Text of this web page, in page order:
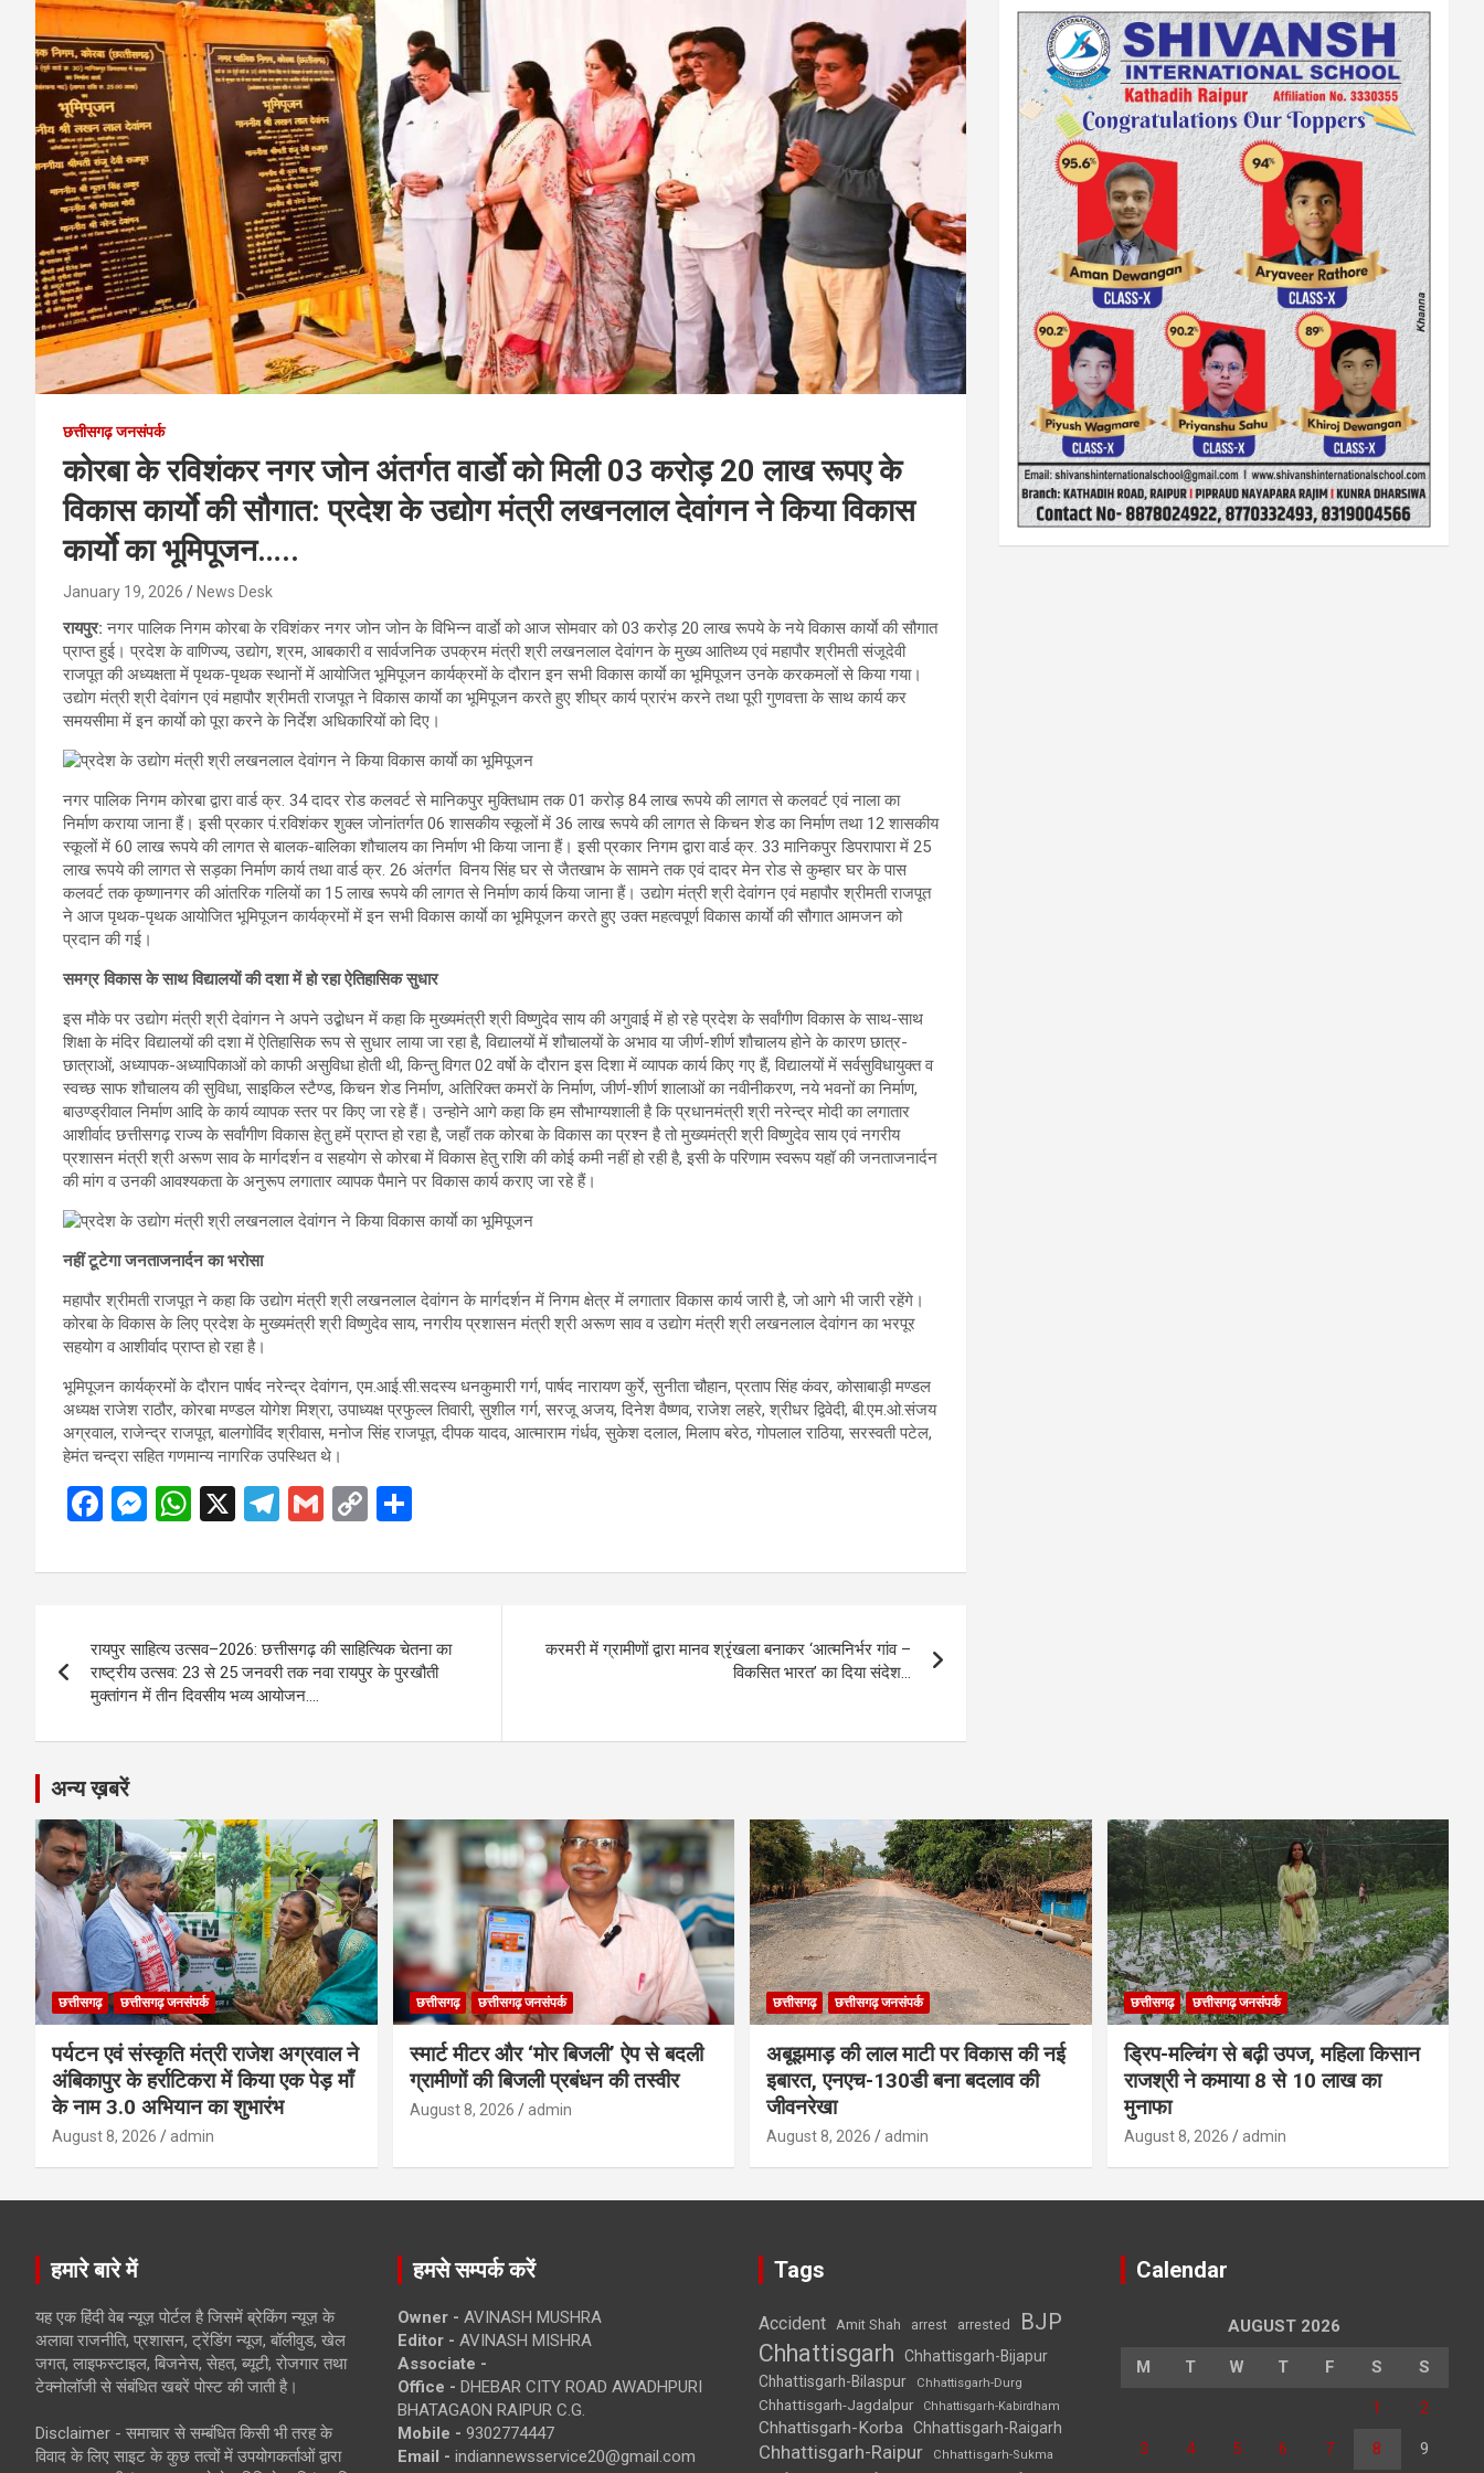
छत्तीसगढ़ जनसंपर्क
कोरबा के रविशंकर नगर जोन अंतर्गत वार्डाे को मिली 03 करोड़ 20 लाख रूपए के
विकास कार्याे की सौगात: प्रदेश के उद्योग मंत्री लखनलाल देवांगन ने किया विकास
कार्याे का भूमिपूजन…..
January 19, 2026 News Desk
रायपुर:नगर पालिक निगम कोरबा के रविशंकर नगर जोन जोन के विभिन्न वार्डाे को आज सोमवार को 03 करोड़ 20 लाख रूपये के नये विकास कार्याे की सौगात
प्राप्त हुई। प्रदेश के वाणिज्य, उद्योग, श्रम, आबकारी व सार्वजनिक उपक्रम मंत्री श्री लखनलाल देवांगन के मुख्य आतिथ्य एवं महापौर श्रीमती संजूदेवी
राजपूत की अध्यक्षता में पृथक-पृथक स्थानों में आयोजित भूमिपूजन कार्यक्रमों के दौरान इन सभी विकास कार्याे का भूमिपूजन उनके करकमलों से किया गया।
उद्योग मंत्री श्री देवांगन एवं महापौर श्रीमती राजपूत ने विकास कार्याे का भूमिपूजन करते हुए शीघ्र कार्य प्रारंभ करने तथा पूरी गुणवत्ता के साथ कार्य कर
समयसीमा में इन कार्याे को पूरा करने के निर्देश अधिकारियों को दिए।
नगर पालिक निगम कोरबा द्वारा वार्ड क्र. 34 दादर रोड कलवर्ट से मानिकपुर मुक्तिधाम तक 01 करोड़ 84 लाख रूपये की लागत से कलवर्ट एवं नाला का
निर्माण कराया जाना हैं। इसी प्रकार पं.रविशंकर शुक्ल जोनांतर्गत 06 शासकीय स्कूलों में 36 लाख रूपये की लागत से किचन शेड का निर्माण तथा 12 शासकीय
स्कूलों में 60 लाख रूपये की लागत से बालक-बालिका शौचालय का निर्माण भी किया जाना हैं। इसी प्रकार निगम द्वारा वार्ड क्र. 33 मानिकपुर डिपरापारा में 25
लाख रूपये की लागत से सड़का निर्माण कार्य तथा वार्ड क्र. 26 अंतर्गत विनय सिंह घर से जैतखाभ के सामने तक एवं दादर मेन रोड से कुम्हार घर के पास
कलवर्ट तक कृष्णानगर की आंतरिक गलियों का 15 लाख रूपये की लागत से निर्माण कार्य किया जाना हैं। उद्योग मंत्री श्री देवांगन एवं महापौर श्रीमती राजपूत
ने आज पृथक-पृथक आयोजित भूमिपूजन कार्यक्रमों में इन सभी विकास कार्याे का भूमिपूजन करते हुए उक्त महत्वपूर्ण विकास कार्याे की सौगात आमजन को
प्रदान की गई।
समग्र विकास के साथ विद्यालयों की दशा में हो रहा ऐतिहासिक सुधार
इस मौके पर उद्योग मंत्री श्री देवांगन ने अपने उद्बोधन में कहा कि मुख्यमंत्री श्री विष्णुदेव साय की अगुवाई में हो रहे प्रदेश के सर्वांगीण विकास के साथ-साथ
शिक्षा के मंदिर विद्यालयों की दशा में ऐतिहासिक रूप से सुधार लाया जा रहा है, विद्यालयों में शौचालयों के अभाव या जीर्ण-शीर्ण शौचालय होने के कारण छात्र-
छात्राओं, अध्यापक-अध्यापिकाओं को काफी असुविधा होती थी, किन्तु विगत 02 वर्षाे के दौरान इस दिशा में व्यापक कार्य किए गए हैं, विद्यालयों में सर्वसुविधायुक्त व
स्वच्छ साफ शौचालय की सुविधा, साइकिल स्टैण्ड, किचन शेड निर्माण, अतिरिक्त कमरों के निर्माण, जीर्ण-शीर्ण शालाओं का नवीनीकरण, नये भवनों का निर्माण,
बाउण्ड्रीवाल निर्माण आदि के कार्य व्यापक स्तर पर किए जा रहे हैं। उन्होने आगे कहा कि हम सौभाग्यशाली है कि प्रधानमंत्री श्री नरेन्द्र मोदी का लगातार
आशीर्वाद छत्तीसगढ़ राज्य के सर्वांगीण विकास हेतु हमें प्राप्त हो रहा है, जहॉं तक कोरबा के विकास का प्रश्न है तो मुख्यमंत्री श्री विष्णुदेव साय एवं नगरीय
प्रशासन मंत्री श्री अरूण साव के मार्गदर्शन व सहयोग से कोरबा में विकास हेतु राशि की कोई कमी नहीं हो रही है, इसी के परिणाम स्वरूप यहॉ की जनताजनार्दन
की मांग व उनकी आवश्यकता के अनुरूप लगातार व्यापक पैमाने पर विकास कार्य कराए जा रहे हैं।
नहीं टूटेगा जनताजनार्दन का भरोसा
महापौर श्रीमती राजपूत ने कहा कि उद्योग मंत्री श्री लखनलाल देवांगन के मार्गदर्शन में निगम क्षेत्र में लगातार विकास कार्य जारी है, जो आगे भी जारी रहेंगे।
कोरबा के विकास के लिए प्रदेश के मुख्यमंत्री श्री विष्णुदेव साय, नगरीय प्रशासन मंत्री श्री अरूण साव व उद्योग मंत्री श्री लखनलाल देवांगन का भरपूर
सहयोग व आशीर्वाद प्राप्त हो रहा है।
भूमिपूजन कार्यक्रमों के दौरान पार्षद नरेन्द्र देवांगन, एम.आई.सी.सदस्य धनकुमारी गर्ग, पार्षद नारायण कुर्रे, सुनीता चौहान, प्रताप सिंह कंवर, कोसाबाड़ी मण्डल
अध्यक्ष राजेश राठौर, कोरबा मण्डल योगेश मिश्रा, उपाध्यक्ष प्रफुल्ल तिवारी, सुशील गर्ग, सरजू अजय, दिनेश वैष्णव, राजेश लहरे, श्रीधर द्विवेदी, बी.एम.ओ.संजय
अग्रवाल, राजेन्द्र राजपूत, बालगोविंद श्रीवास, मनोज सिंह राजपूत, दीपक यादव, आत्माराम गंर्धव, सुकेश दलाल, मिलाप बरेठ, गोपलाल राठिया, सरस्वती पटेल,
हेमंत चन्द्रा सहित गणमान्य नागरिक उपस्थित थे।
F
ce
o
o
M
se
g
er
W
at
A
p
p
X
T
e
a
m
G
ail
C
py
n
k
ar
navigation
रायपुर साहित्य उत्सव–2026: छत्तीसगढ़ की साहित्यिक चेतना का
राष्ट्रीय उत्सव: 23 से 25 जनवरी तक नवा रायपुर के पुरखौती
मुक्तांगन में तीन दिवसीय भव्य आयोजन….
करमरी में ग्रामीणों द्वारा मानव श्रृंखला बनाकर ‘आत्मनिर्भर गांव –
विकसित भारत’ का दिया संदेश…
अन्य ख़बरें
छत्तीसगढ़ छत्तीसगढ़ जनसंपर्क
पर्यटन एवं संस्कृति मंत्री राजेश अग्रवाल ने
अंबिकापुर के हर्राटिकरा में किया एक पेड़ माँ
के नाम 3.0 अभियान का शुभारंभ
August 8, 2026 admin
छत्तीसगढ़ छत्तीसगढ़ जनसंपर्क
स्मार्ट मीटर और ‘मोर बिजली’ ऐप से बदली
ग्रामीणों की बिजली प्रबंधन की तस्वीर
August 8, 2026 admin
छत्तीसगढ़ छत्तीसगढ़ जनसंपर्क
अबूझमाड़ की लाल माटी पर विकास की नई
इबारत, एनएच-130डी बना बदलाव की
जीवनरेखा
August 8, 2026 admin
छत्तीसगढ़ छत्तीसगढ़ जनसंपर्क
ड्रिप-मल्चिंग से बढ़ी उपज, महिला किसान
राजश्री ने कमाया 8 से 10 लाख का
मुनाफा
August 8, 2026 admin
हमारे बारे में
यह एक हिंदी वेब न्यूज़ पोर्टल है जिसमें ब्रेकिंग न्यूज़ के
अलावा राजनीति, प्रशासन, ट्रेंडिंग न्यूज, बॉलीवुड, खेल
जगत, लाइफस्टाइल, बिजनेस, सेहत, ब्यूटी, रोजगार तथा
टेक्नोलॉजी से संबंधित खबरें पोस्ट की जाती है।
Disclaimer - समाचार से सम्बंधित किसी भी तरह के
विवाद के लिए साइट के कुछ तत्वों में उपयोगकर्ताओं द्वारा
हमसे सम्पर्क करें
Owner - AVINASH MUSHRA
Editor - AVINASH MISHRA
Associate -
Office - DHEBAR CITY ROAD AWADHPURI
BHATAGAON RAIPUR C.G.
Mobile - 9302774447
Email - indiannewsservice20@gmail.com
Tags
Accident Amit Shah arrest arrested BJP
Chhattisgarh
Chhattisgarh-Bijapur
Chhattisgarh-Bilaspur
Chhattisgarh-Durg
Chhattisgarh-Jagdalpur Chhattisgarh-Kabirdham
Chhattisgarh-Korba Chhattisgarh-Raigarh
Chhattisgarh-Raipur
Chhattisgarh-Sukma
Calendar
AUGUST 2026
M T W T F S S
1 2
3 4 5 6 7 8 9